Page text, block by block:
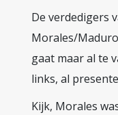
De verdedigers
Morales/
gaat maar al te
links, al
Kijk, Morales